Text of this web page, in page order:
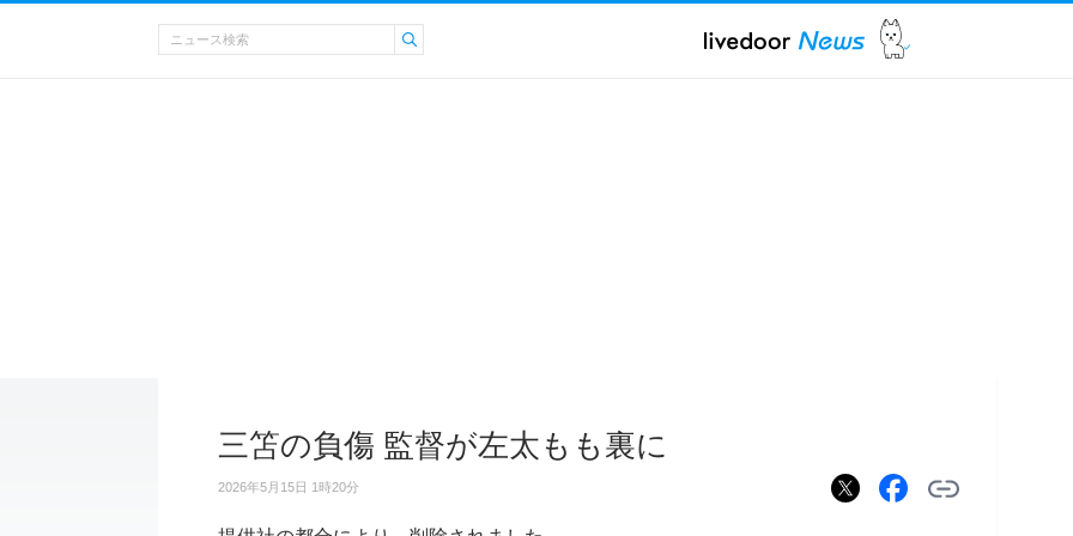
三笘の負傷 監督が左太もも裏に
2026年5月15日 1時20分